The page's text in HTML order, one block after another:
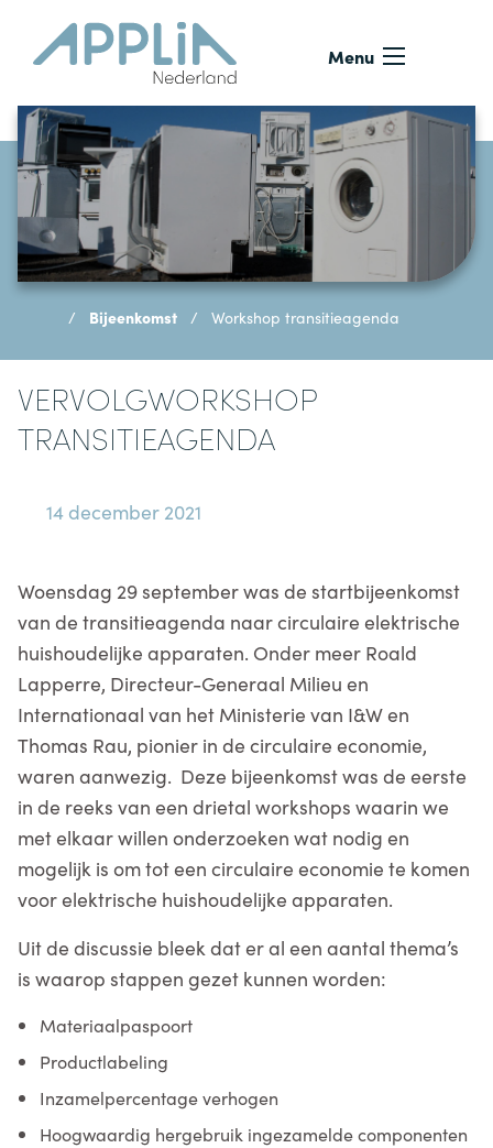
Ga naar de inhoud
Menu
Bijeenkomst Workshop transitieagenda
VERVOLGWORKSHOP
TRANSITIEAGENDA
14 december 2021
Woensdag 29 september was de startbijeenkomst
van de transitieagenda naar circulaire elektrische
huishoudelijke apparaten. Onder meer Roald
Lapperre, Directeur-Generaal Milieu en
Internationaal van het Ministerie van I&W en
Thomas Rau, pionier in de circulaire economie,
waren aanwezig. Deze bijeenkomst was de eerste
in de reeks van een drietal workshops waarin we
met elkaar willen onderzoeken wat nodig en
mogelijk is om tot een circulaire economie te komen
voor elektrische huishoudelijke apparaten.
Uit de discussie bleek dat er al een aantal thema’s
is waarop stappen gezet kunnen worden:
Materiaalpaspoort
Productlabeling
Inzamelpercentage verhogen
Hoogwaardig hergebruik ingezamelde componenten